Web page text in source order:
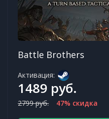
Battle Brothers
Активация:
1489 руб.
2799 руб. 47% скидка